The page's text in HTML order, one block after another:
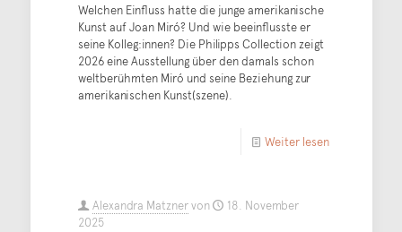
Welchen Einfluss hatte die junge amerikanische
Kunst auf Joan Miró? Und wie beeinflusste er
seine Kolleg:innen? Die Philipps Collection zeigt
2026 eine Ausstellung über den damals schon
weltberühmten Miró und seine Beziehung zur
amerikanischen Kunst(szene).
Weiter lesen
Alexandra Matznervon
18. November
2025